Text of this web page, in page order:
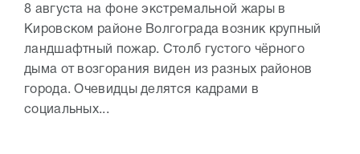
8 августа на фоне экстремальной жары в
Кировском районе Волгограда возник крупный
ландшафтный пожар. Столб густого чёрного
дыма от возгорания виден из разных районов
города. Очевидцы делятся кадрами в
социальных...